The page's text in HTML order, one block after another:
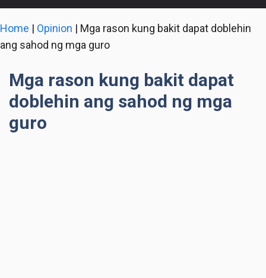
content
Home | Opinion | Mga rason kung bakit dapat doblehin
ang sahod ng mga guro
Mga rason kung bakit dapat
doblehin ang sahod ng mga
guro